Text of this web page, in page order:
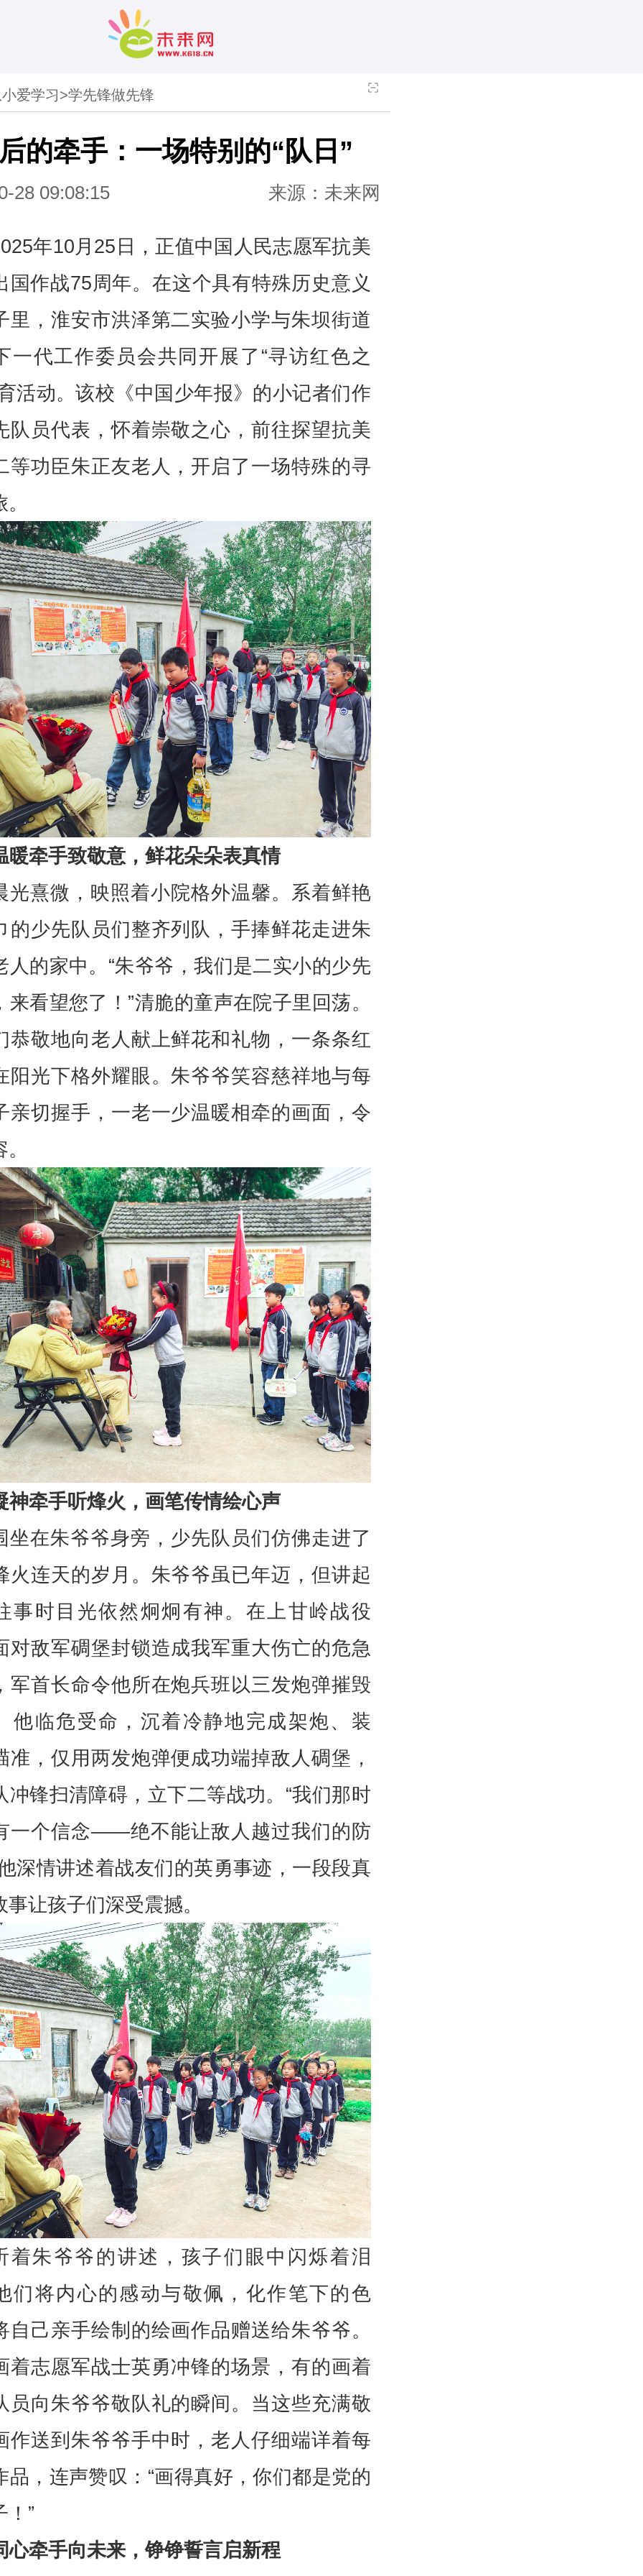
爱学习>学先锋做先锋
的牵手：一场特别的“队日”
28 09:08:15 来源：未来网
年10月25日，正值中国人民志愿军抗美
国作战75周年。在这个具有特殊历史意义
里，淮安市洪泽第二实验小学与朱坝街道
一代工作委员会共同开展了“寻访红色之
活动。该校《中国少年报》的小记者们作
队员代表，怀着崇敬之心，前往探望抗美
等功臣朱正友老人，开启了一场特殊的寻
暖牵手致敬意，鲜花朵朵表真情
光熹微，映照着小院格外温馨。系着鲜艳
的少先队员们整齐列队，手捧鲜花走进朱
人的家中。“朱爷爷，我们是二实小的少先
来看望您了！”清脆的童声在院子里回荡。
恭敬地向老人献上鲜花和礼物，一条条红
阳光下格外耀眼。朱爷爷笑容慈祥地与每
亲切握手，一老一少温暖相牵的画面，令
神牵手听烽火，画笔传情绘心声
坐在朱爷爷身旁，少先队员们仿佛走进了
火连天的岁月。朱爷爷虽已年迈，但讲起
事时目光依然炯炯有神。在上甘岭战役
对敌军碉堡封锁造成我军重大伤亡的危急
军首长命令他所在炮兵班以三发炮弹摧毁
他临危受命，沉着冷静地完成架炮、装
准，仅用两发炮弹便成功端掉敌人碉堡，
冲锋扫清障碍，立下二等战功。“我们那时
一个信念——绝不能让敌人越过我们的防
深情讲述着战友们的英勇事迹，一段段真
事让孩子们深受震撼。
着朱爷爷的讲述，孩子们眼中闪烁着泪
们将内心的感动与敬佩，化作笔下的色
自己亲手绘制的绘画作品赠送给朱爷爷。
着志愿军战士英勇冲锋的场景，有的画着
员向朱爷爷敬队礼的瞬间。当这些充满敬
作送到朱爷爷手中时，老人仔细端详着每
品，连声赞叹：“画得真好，你们都是党的
！”
心牵手向未来，铮铮誓言启新程